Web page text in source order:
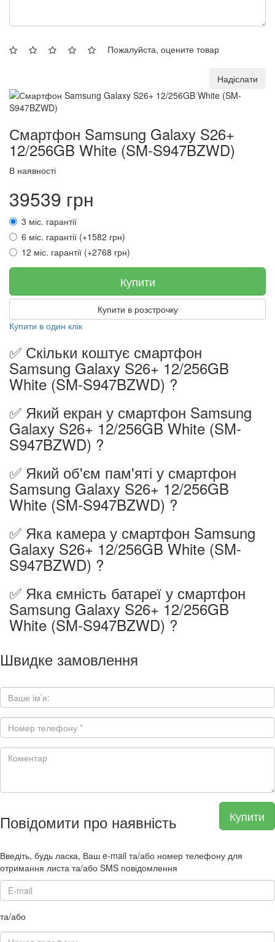
Пожалуйста, оцените товар
Надіслати
Смартфон Samsung Galaxy S26+
12/256GB White (SM-S947BZWD)
В наявності
39539 грн
3 міс. гарантії
6 міс. гарантії (+1582 грн)
12 міс. гарантії (+2768 грн)
Купити
Купити в розстрочку
Купити в один клік
✅ Скільки коштує смартфон
Samsung Galaxy S26+ 12/256GB
White (SM-S947BZWD) ?
✅ Який екран у смартфон Samsung
Galaxy S26+ 12/256GB White (SM-
S947BZWD) ?
✅ Який об'єм пам'яті у смартфон
Samsung Galaxy S26+ 12/256GB
White (SM-S947BZWD) ?
✅ Яка камера у смартфон Samsung
Galaxy S26+ 12/256GB White (SM-
S947BZWD) ?
✅ Яка ємність батареї у смартфон
Samsung Galaxy S26+ 12/256GB
White (SM-S947BZWD) ?
Швидке замовлення
Купити
Повідомити про наявність
Введіть, будь ласка, Ваш e-mail та/або номер телефону для
отримання листа та/або SMS повідомлення
та/або